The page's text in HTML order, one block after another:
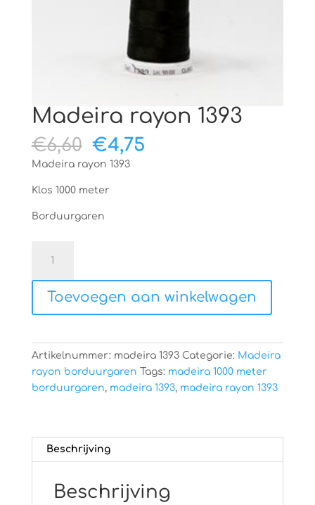
Madeira rayon 1393
€6,60 Oorspronkelijke
prijs
€6,60.
€4,75Huidige
Madeira rayon 1393
Klos 1000 meter
Borduurgaren
rayon
1393
aantal
Toevoegen aan winkelwagen
Artikelnummer: madeira 1393 Categorie: Madeira
rayon borduurgaren Tags: madeira 1000 meter
borduurgaren, madeira 1393, madeira rayon 1393
Beschrijving
Beschrijving